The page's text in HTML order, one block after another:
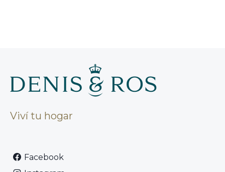
Viví tu hogar
Facebook